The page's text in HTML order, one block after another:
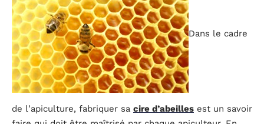
Dans le cadre
de l’apiculture, fabriquer sa cire d’abeilles est un savoir